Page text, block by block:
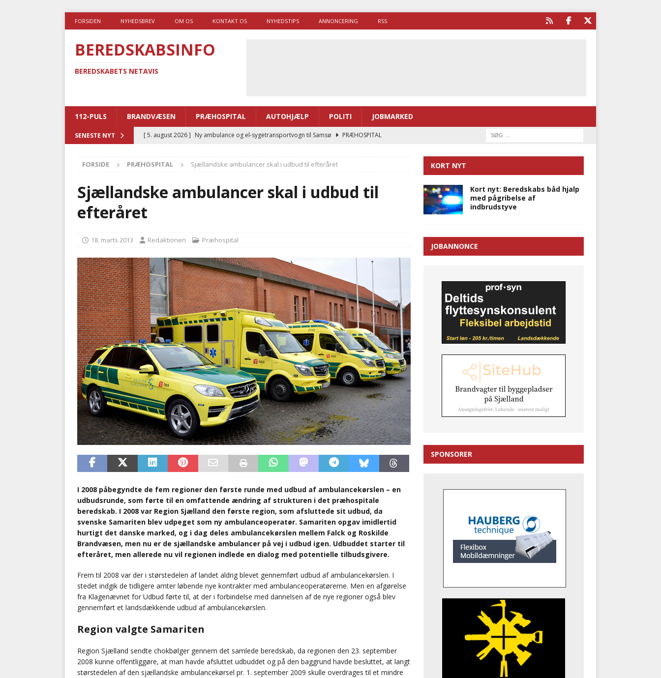
FORSIDEN NYHEDSBREV OM OS KONTAKT OS NYHEDSTIPS ANNONCERING RSS
BEREDSKABSINFO
BEREDSKABETS NETAVIS
112-PULS BRANDVÆSEN PRÆHOSPITAL AUTOHJÆLP POLITI JOBMARKED
SENESTE NYT [ 5. august 2026 ] Ny ambulance og el-sygetransportvogn til Samsø
PRÆHOSPITAL
BRANDVÆSEN
[ 4. august 2026 ]
Ny treårig politiuddannelse skal ruste betjentene til mere kompleks
[ 3. august 2026 ]
BRANDVÆSEN
i det offentlige
PRÆHOSPITAL
FORSIDE PRÆHOSPITAL Sjællandske ambulancer skal i udbud til efteråret
Sjællandske ambulancer skal i udbud til
efteråret
18. marts 2013 Redaktionen Præhospital
I 2008 påbegyndte de fem regioner den første runde med udbud af ambulancekørslen – en
udbudsrunde, som førte til en omfattende ændring af strukturen i det præhospitale
beredskab. I 2008 var Region Sjælland den første region, som afsluttede sit udbud, da
svenske Samariten blev udpeget som ny ambulanceoperatør. Samariten opgav imidlertid
hurtigt det danske marked, og i dag deles ambulancekørslen mellem Falck og Roskilde
Brandvæsen, men nu er de sjællandske ambulancer på vej i udbud igen. Udbuddet starter til
efteråret, men allerede nu vil regionen indlede en dialog med potentielle tilbudsgivere.
Frem til 2008 var der i størstedelen af landet aldrig blevet gennemført udbud af ambulancekørslen. I
stedet indgik de tidligere amter løbende nye kontrakter med ambulanceoperatørerne. Men en afgørelse
fra Klagenævnet for Udbud førte til, at der i forbindelse med dannelsen af de nye regioner også blev
gennemført et landsdækkende udbud af ambulancekørslen.
Region valgte Samariten
Region Sjælland sendte chokbølger gennem det samlede beredskab, da regionen den 23. september
2008 kunne offentliggøre, at man havde afsluttet udbuddet og på den baggrund havde besluttet, at langt
størstedelen af den sjællandske ambulancekørsel pr. 1. september 2009 skulle overdrages til et mindre
KORT NYT
Kort nyt: Beredskabs båd hjalp
med pågribelse af
indbrudstyve
JOBANNONCE
SPONSORER